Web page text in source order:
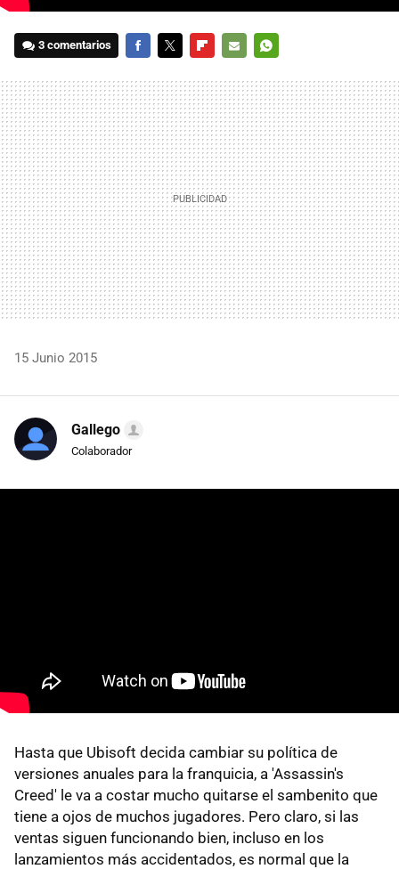
3 comentarios
MAIL
15 Junio 2015
Gallego
Colaborador
Hasta que Ubisoft decida cambiar su política de
versiones anuales para la franquicia, a 'Assassin's
Creed' le va a costar mucho quitarse el sambenito que
tiene a ojos de muchos jugadores. Pero claro, si las
ventas siguen funcionando bien, incluso en los
lanzamientos más accidentados, es normal que la